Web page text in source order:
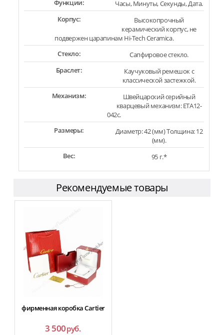
Функции:
Часы, Минуты, Секунды, Дата.
Корпус:
Высокопрочный
керамический корпус, не
подвержен царапинам Hi-Tech Ceramica.
Стекло:
Сапфировое стекло.
Браслет:
Каучуковый ремешок с
классической застежкой.
Механизм:
Швейцарский серийный
кварцевый механизм: ETA12-
042c.
Размеры:
Диаметр: 42 (мм) Толщина: 12
(мм).
Вес:
95 г.*
Рекомендуемые товары
фирменная коробка Cartier
3 500руб.